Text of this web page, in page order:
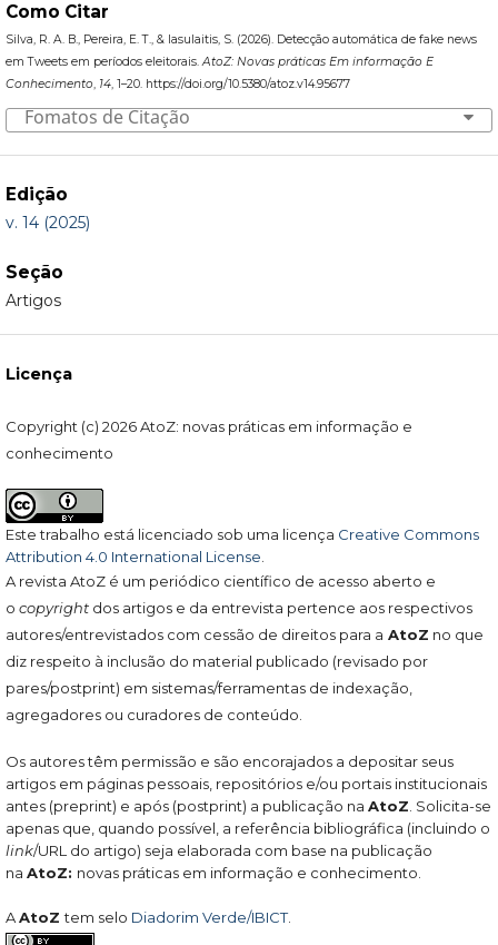
Como Citar
Silva, R. A. B., Pereira, E. T., & Iasulaitis, S. (2026). Detecção automática de fake news
em Tweets em períodos eleitorais.AtoZ: Novas práticas Em informação E
Conhecimento, 14, 1–20. https://doi.org/10.5380/atoz.v14.95677
Fomatos de Citação
Edição
v. 14 (2025)
Seção
Artigos
Licença
Copyright (c) 2026 AtoZ: novas práticas em informação e
conhecimento
Este trabalho está licenciado sob uma licença Creative Commons
Attribution 4.0 International License
A revista AtoZ é um periódico científico de acesso aberto e
o copyrightdos artigos e da entrevista pertence aos respectivos
autores/entrevistados com cessão de direitos para a AtoZ no que
diz respeito à inclusão do material publicado (revisado por
pares/postprint) em sistemas/ferramentas de indexação,
agregadores ou curadores de conteúdo.
Os autores têm permissão e são encorajados a depositar seus
artigos em páginas pessoais, repositórios e/ou portais institucionais
antes (preprint) e após (postprint) a publicação na AtoZ . Solicita-se
apenas que, quando possível, a referência bibliográfica (incluindo o
link/URL do artigo) seja elaborada com base na publicação
na AtoZ: novas práticas em informação e conhecimento.
AAtoZtem selo Diadorim Verde/IBICT.